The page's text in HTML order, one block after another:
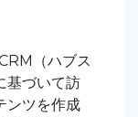
（ハブス
基づいて訪
ンツを作成